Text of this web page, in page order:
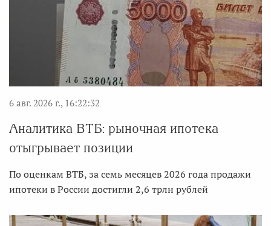
6 авг. 2026 г., 16:22:32
Аналитика ВТБ: рыночная ипотека
отыгрывает позиции
По оценкам ВТБ, за семь месяцев 2026 года продажи
ипотеки в России достигли 2,6 трлн рублей